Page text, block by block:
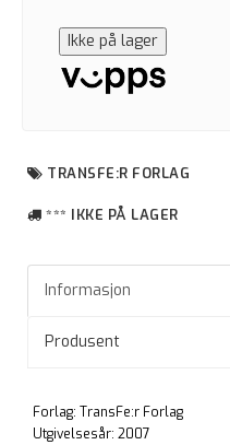
Ikke på lager
TRANSFE:R FORLAG
*** IKKE PÅ LAGER
Informasjon
Produsent
Forlag: TransFe:r Forlag
Utgivelsesår: 2007